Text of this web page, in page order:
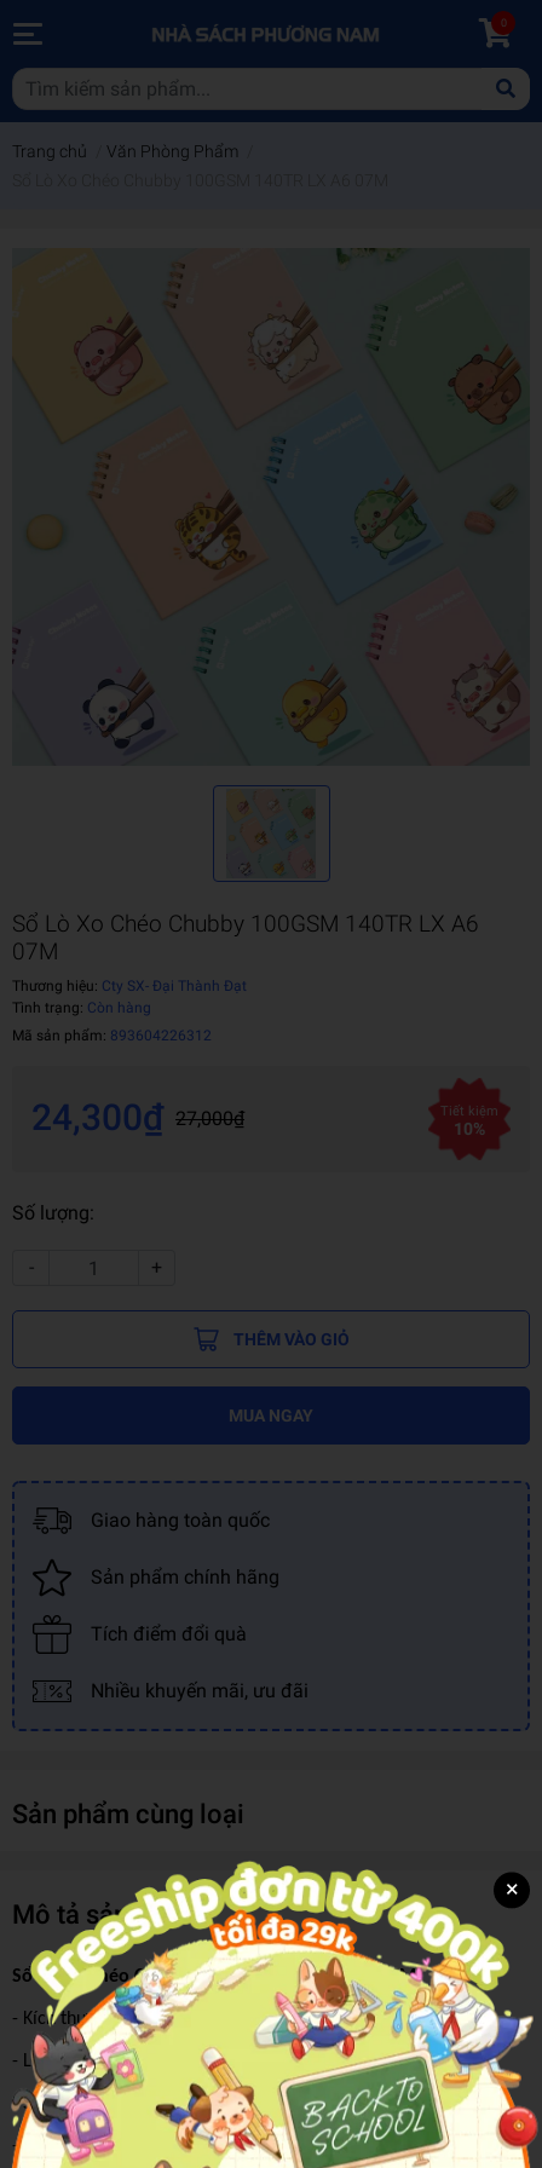
0
Trang chủ Văn Phòng Phẩm
Sổ Lò Xo Chéo Chubby 100GSM 140TR LX A6
07M
Thương hiệu: Cty SX- Đại Thành Đạt
Tình trạng: Còn hàng
Mã sản phẩm: 893604226312
24,300₫ 27,000₫ Tiết kiệm
10%
Số lượng:
- +
THÊM VÀO GIỎ
MUA NGAY
Giao hàng toàn quốc
Sản phẩm chính hãng
Tích điểm đổi quà
Nhiều khuyến mãi, ưu đãi
Sản phẩm cùng loại
Mô tả sản phẩm
Sổ Lò Xo Chéo Chubby 100GSM 140TR LX A6 07M
- Kích thước: 10.5 x 14.8
- Loại sổ: A6
- Số trang: 140 trang
- Định lượng: 100gsm
×